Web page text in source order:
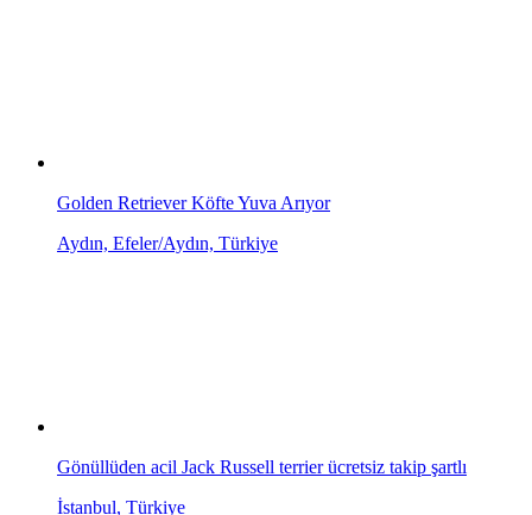
Golden Retriever Köfte Yuva Arıyor
Aydın, Efeler/Aydın, Türkiye
Gönüllüden acil Jack Russell terrier ücretsiz takip şartlı
İstanbul, Türkiye